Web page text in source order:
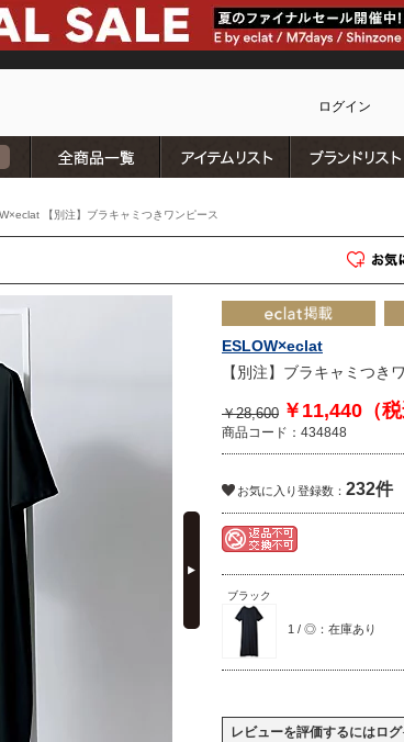
ログイン
【別注】ブラキャミつきワンピース
ESLOW×eclat
【別注】ブラキャミつき
￥28,600 ￥11,440（
商品コード：434848
お気に入り登録数： 232件
ブラック
1 / ◎：在庫あり
レビューを評価するにはロ